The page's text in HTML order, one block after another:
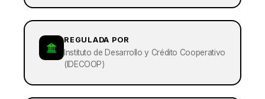
REGULADA POR
Instituto de Desarrollo y Crédito Cooperativo
(IDECOOP)